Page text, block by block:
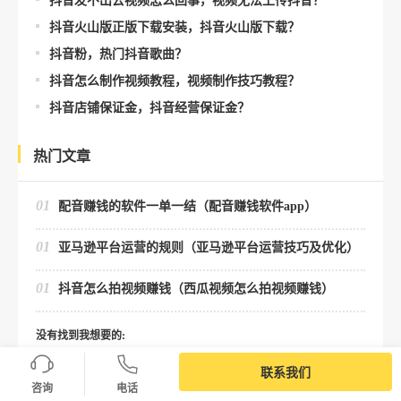
抖音火山版正版下载安装，抖音火山版下载？
抖音粉，热门抖音歌曲？
抖音怎么制作视频教程，视频制作技巧教程？
抖音店铺保证金，抖音经营保证金？
热门文章
01 配音赚钱的软件一单一结（配音赚钱软件app）
01 亚马逊平台运营的规则（亚马逊平台运营技巧及优化）
01 抖音怎么拍视频赚钱（西瓜视频怎么拍视频赚钱）
没有找到我想要的:
咨询 电话
联系我们